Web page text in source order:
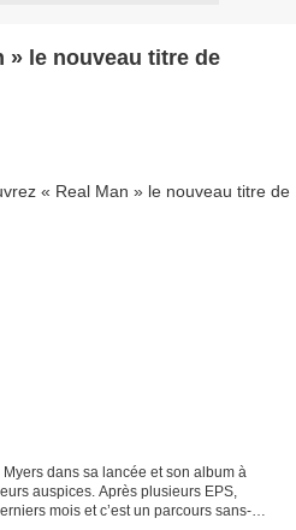
» le nouveau titre de
dans sa lancée et son album à
auspices. Après plusieurs EPS,
mois et c’est un parcours sans-